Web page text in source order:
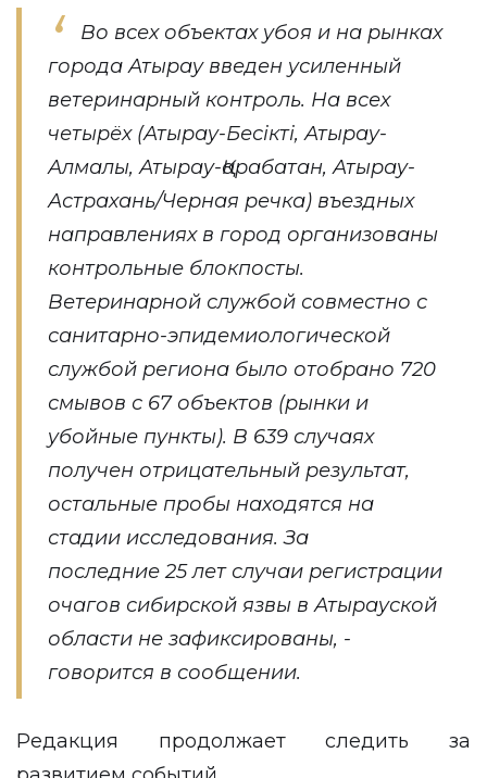
Во всех объектах убоя и на рынках
города Атырау введен усиленный
ветеринарный контроль. На всех
четырёх (Атырау-Бесікті, Атырау-
Алмалы, Атырау-Қарабатан, Атырау-
Астрахань/Черная речка) въездных
направлениях в город организованы
контрольные блокпосты.
Ветеринарной службой совместно с
санитарно-эпидемиологической
службой региона было отобрано 720
смывов с 67 объектов (рынки и
убойные пункты). В 639 случаях
получен отрицательный результат,
остальные пробы находятся на
стадии исследования. За
последние 25 лет случаи регистрации
очагов сибирской язвы в Атырауской
области не зафиксированы, -
говорится в сообщении.
Редакция продолжает следить за